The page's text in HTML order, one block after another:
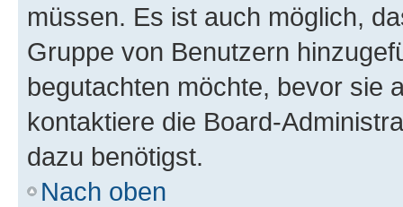
müssen. Es ist auch möglich,
Gruppe von Benutzern
begutachten möchte, bevor sie
kontaktiere die Board-
dazu benötigst.
Nach oben